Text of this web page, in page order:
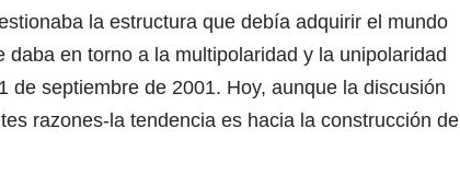
la estructura que debía adquirir el mundo
en torno a la multipolaridad y la unipolaridad
de septiembre de 2001. Hoy, aunque la discusión
razones-la tendencia es hacia la construcción de